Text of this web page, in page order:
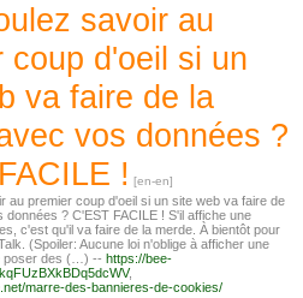
savoir au
coup d'oeil si un
va faire de la
vos données ?
!
au premier coup d'oeil si un site web va faire de
données ? C'EST FACILE ! S'il affiche une
c'est qu'il va faire de la merde. À bientôt pour
(Spoiler: Aucune loi n'oblige à afficher une
poser des (…) -- https://bee-
,
marre-des-bannieres-de-cookies/